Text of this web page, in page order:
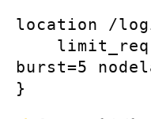
location /
burst=5
}